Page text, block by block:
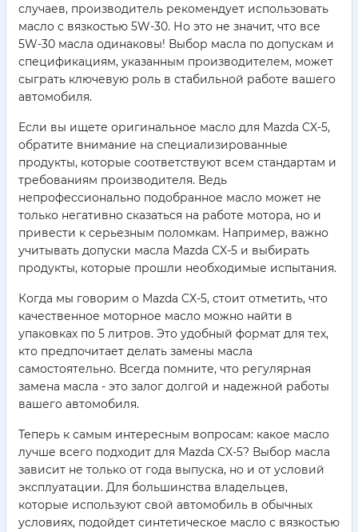
случаев, производитель рекомендует использовать
масло с вязкостью 5W-30. Но это не значит, что все
5W-30 масла одинаковы! Выбор масла по допускам и
спецификациям, указанным производителем, может
сыграть ключевую роль в стабильной работе вашего
автомобиля.
Если вы ищете оригинальное масло для Mazda CX-5,
обратите внимание на специализированные
продукты, которые соответствуют всем стандартам и
требованиям производителя. Ведь
непрофессионально подобранное масло может не
только негативно сказаться на работе мотора, но и
привести к серьезным поломкам. Например, важно
учитывать допуски масла Mazda CX-5 и выбирать
продукты, которые прошли необходимые испытания.
Когда мы говорим о Mazda CX-5, стоит отметить, что
качественное моторное масло можно найти в
упаковках по 5 литров. Это удобный формат для тех,
кто предпочитает делать замены масла
самостоятельно. Всегда помните, что регулярная
замена масла - это залог долгой и надежной работы
вашего автомобиля.
Теперь к самым интересным вопросам: какое масло
лучше всего подходит для Mazda CX-5? Выбор масла
зависит не только от года выпуска, но и от условий
эксплуатации. Для большинства владельцев,
которые используют свой автомобиль в обычных
условиях, подойдет синтетическое масло с вязкостью